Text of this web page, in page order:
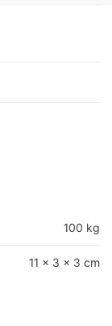
100 kg
11 × 3 × 3 cm